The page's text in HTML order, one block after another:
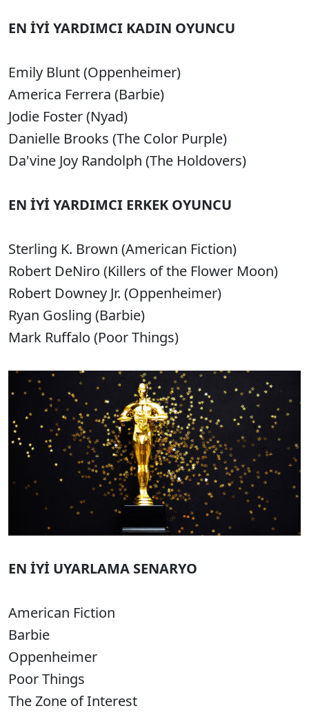
EN İYİ YARDIMCI KADIN OYUNCU
Emily Blunt (Oppenheimer)
America Ferrera (Barbie)
Jodie Foster (Nyad)
Danielle Brooks (The Color Purple)
Da'vine Joy Randolph (The Holdovers)
EN İYİ YARDIMCI ERKEK OYUNCU
Sterling K. Brown (American Fiction)
Robert DeNiro (Killers of the Flower Moon)
Robert Downey Jr. (Oppenheimer)
Ryan Gosling (Barbie)
Mark Ruffalo (Poor Things)
EN İYİ UYARLAMA SENARYO
American Fiction
Barbie
Oppenheimer
Poor Things
The Zone of Interest